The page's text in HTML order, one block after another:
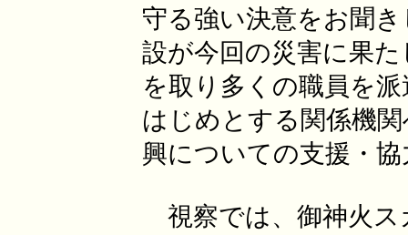
守る強い決意をお聞
設が今回の災害に果
を取り多くの職員を
はじめとする関係機
興についての支援・
視察では、御神火ス